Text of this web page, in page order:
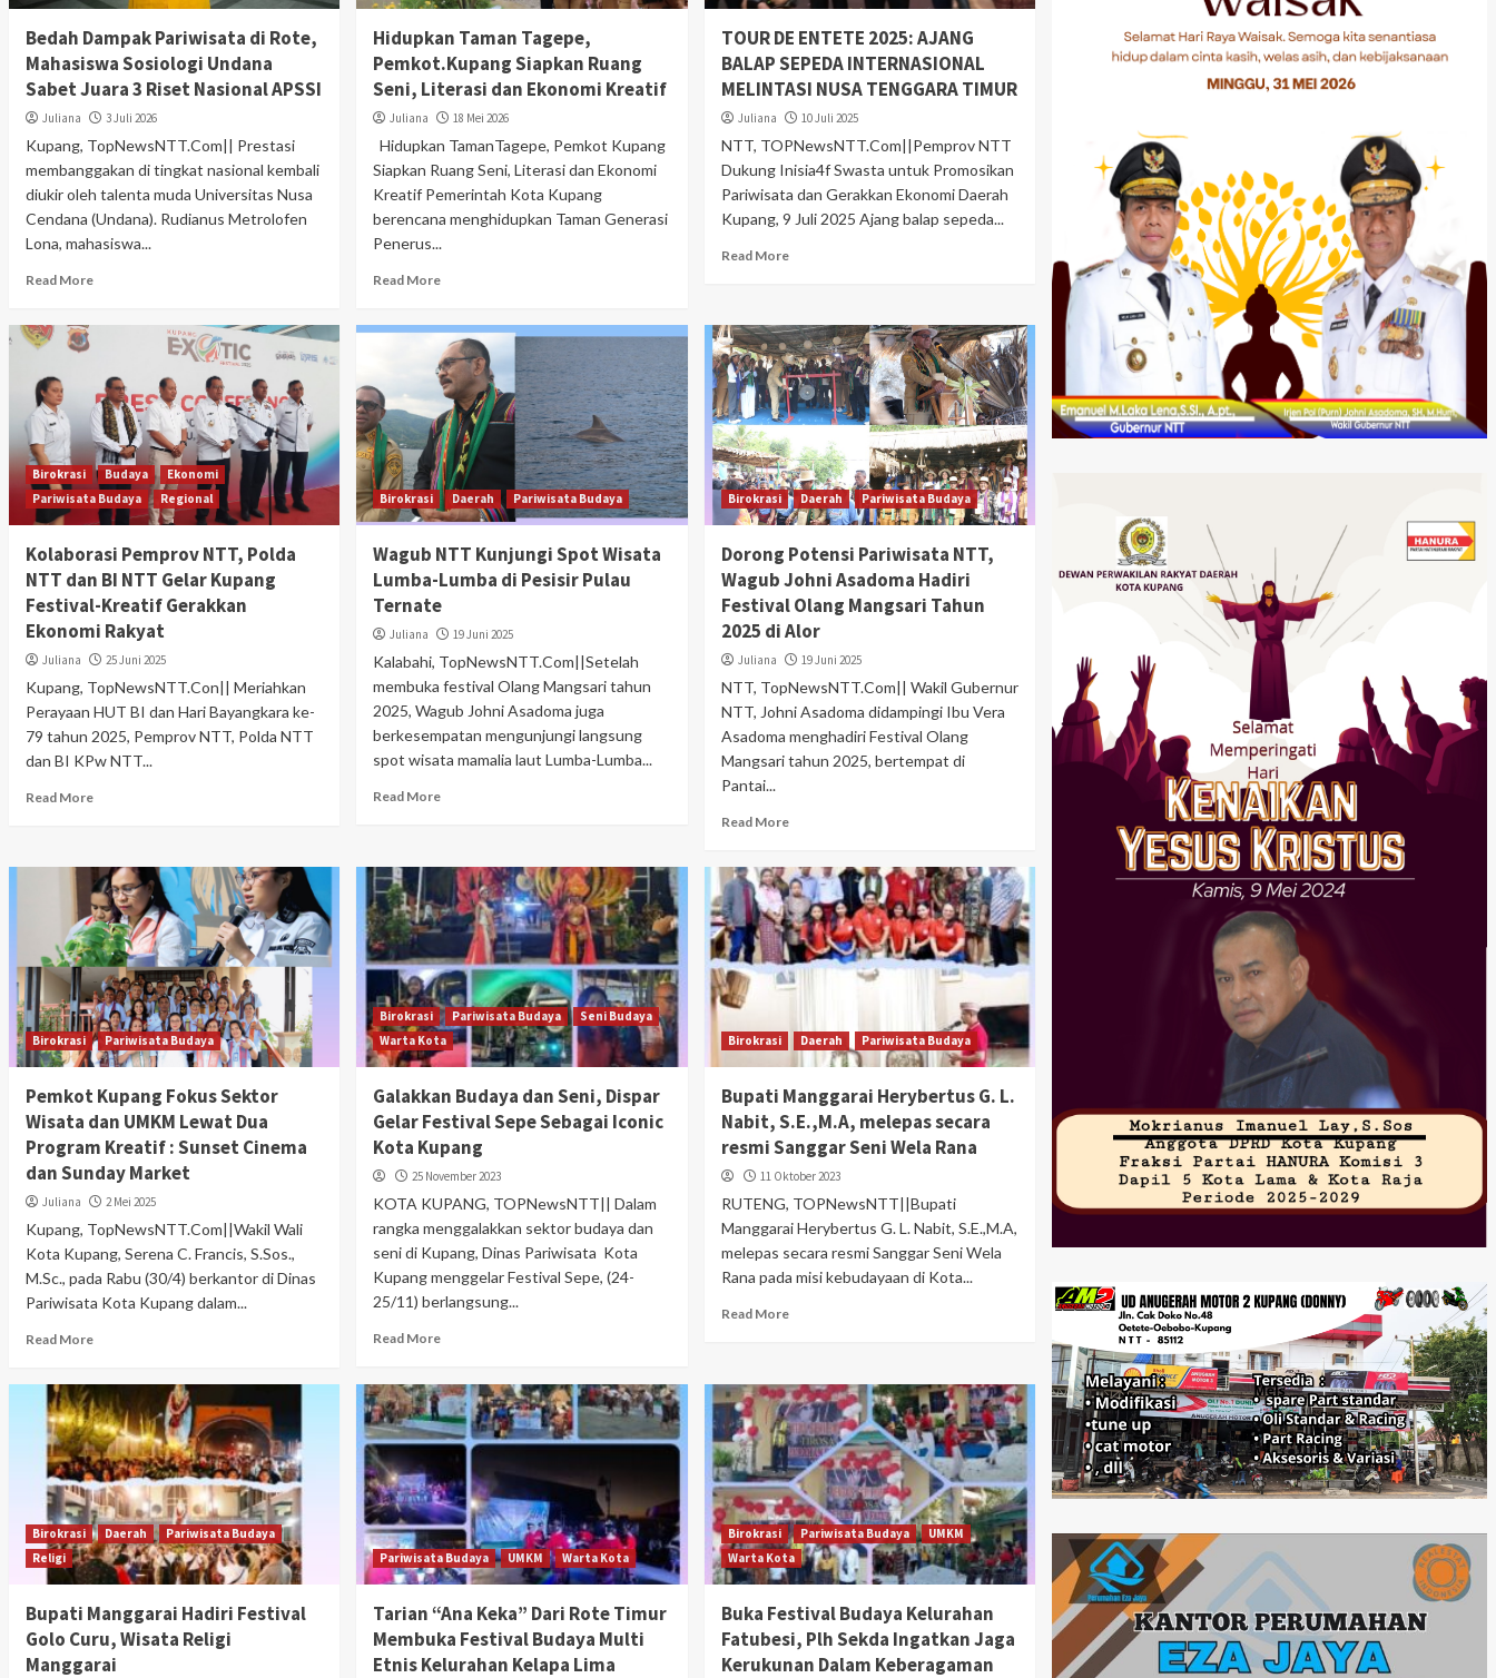
Bedah Dampak Pariwisata di Rote,
Mahasiswa Sosiologi Undana
Sabet Juara 3 Riset Nasional APSSI
Juliana 3 Juli 2026
Kupang, TopNewsNTT.Com|| Prestasi
membanggakan di tingkat nasional kembali
diukir oleh talenta muda Universitas Nusa
Cendana (Undana). Rudianus Metrolofen
Lona, mahasiswa...
Read More
Hidupkan Taman Tagepe,
Pemkot.Kupang Siapkan Ruang
Seni, Literasi dan Ekonomi Kreatif
Juliana 18 Mei 2026
Hidupkan TamanTagepe, Pemkot Kupang
Siapkan Ruang Seni, Literasi dan Ekonomi
Kreatif Pemerintah Kota Kupang
berencana menghidupkan Taman Generasi
Penerus...
Read More
TOUR DE ENTETE 2025: AJANG
BALAP SEPEDA INTERNASIONAL
MELINTASI NUSA TENGGARA TIMUR
Juliana 10 Juli 2025
NTT, TOPNewsNTT.Com||Pemprov NTT
Dukung Inisia4f Swasta untuk Promosikan
Pariwisata dan Gerakkan Ekonomi Daerah
Kupang, 9 Juli 2025 Ajang balap sepeda...
Read More
Birokrasi Budaya
Ekonomi
Pariwisata Budaya
Regional
Kolaborasi Pemprov NTT, Polda
NTT dan BI NTT Gelar Kupang
Festival-Kreatif Gerakkan
Ekonomi Rakyat
Juliana 25 Juni 2025
Kupang, TopNewsNTT.Con|| Meriahkan
Perayaan HUT BI dan Hari Bayangkara ke-
79 tahun 2025, Pemprov NTT, Polda NTT
dan BI KPw NTT...
Read More
Birokrasi Daerah Pariwisata Budaya
Wagub NTT Kunjungi Spot Wisata
Lumba-Lumba di Pesisir Pulau
Ternate
Juliana 19 Juni 2025
Kalabahi, TopNewsNTT.Com||Setelah
membuka festival Olang Mangsari tahun
2025, Wagub Johni Asadoma juga
berkesempatan mengunjungi langsung
spot wisata mamalia laut Lumba-Lumba...
Read More
Birokrasi Daerah Pariwisata Budaya
Dorong Potensi Pariwisata NTT,
Wagub Johni Asadoma Hadiri
Festival Olang Mangsari Tahun
2025 di Alor
Juliana 19 Juni 2025
NTT, TopNewsNTT.Com|| Wakil Gubernur
NTT, Johni Asadoma didampingi Ibu Vera
Asadoma menghadiri Festival Olang
Mangsari tahun 2025, bertempat di
Pantai...
Read More
Birokrasi Pariwisata Budaya
Pemkot Kupang Fokus Sektor
Wisata dan UMKM Lewat Dua
Program Kreatif : Sunset Cinema
dan Sunday Market
Juliana 2 Mei 2025
Kupang, TopNewsNTT.Com||Wakil Wali
Kota Kupang, Serena C. Francis, S.Sos.,
M.Sc., pada Rabu (30/4) berkantor di Dinas
Pariwisata Kota Kupang dalam...
Read More
Birokrasi Pariwisata Budaya
Seni Budaya
Warta Kota
Galakkan Budaya dan Seni, Dispar
Gelar Festival Sepe Sebagai Iconic
Kota Kupang
25 November 2023
KOTA KUPANG, TOPNewsNTT|| Dalam
rangka menggalakkan sektor budaya dan
seni di Kupang, Dinas Pariwisata Kota
Kupang menggelar Festival Sepe, (24-
25/11) berlangsung...
Read More
Birokrasi Daerah Pariwisata Budaya
Bupati Manggarai Herybertus G. L.
Nabit, S.E.,M.A, melepas secara
resmi Sanggar Seni Wela Rana
11 Oktober 2023
RUTENG, TOPNewsNTT||Bupati
Manggarai Herybertus G. L. Nabit, S.E.,M.A,
melepas secara resmi Sanggar Seni Wela
Rana pada misi kebudayaan di Kota...
Read More
Birokrasi Daerah
Pariwisata Budaya
Religi
Bupati Manggarai Hadiri Festival
Golo Curu, Wisata Religi
Manggarai
Pariwisata Budaya UMKM Warta Kota
Tarian “Ana Keka” Dari Rote Timur
Membuka Festival Budaya Multi
Etnis Kelurahan Kelapa Lima
Birokrasi Pariwisata Budaya
UMKM
Warta Kota
Buka Festival Budaya Kelurahan
Fatubesi, Plh Sekda Ingatkan Jaga
Kerukunan Dalam Keberagaman